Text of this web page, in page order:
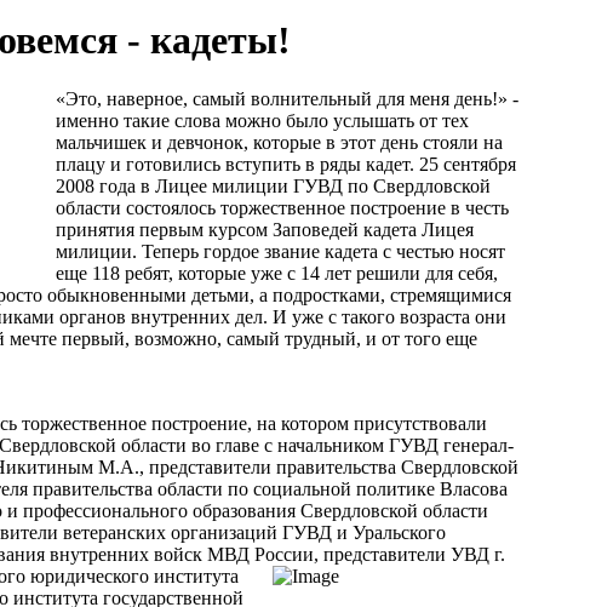
- кадеты!
«Это, наверное, самый волнительный для меня день!» -
именно такие слова можно было услышать от тех
мальчишек и девчонок, которые в этот день стояли на
плацу и готовились вступить в ряды кадет. 25 сентября
2008 года в Лицее милиции ГУВД по Свердловской
области состоялось торжественное построение в честь
принятия первым курсом Заповедей кадета Лицея
милиции. Теперь гордое звание кадета с честью носят
еще 118 ребят, которые уже с 14 лет решили для себя,
обыкновенными детьми, а подростками, стремящимися
органов внутренних дел. И уже с такого возраста они
мечте первый, возможно, самый трудный, и от того еще
торжественное построение, на котором присутствовали
области во главе с начальником ГУВД генерал-
М.А., представители правительства Свердловской
правительства области по социальной политике Власова
профессионального образования Свердловской области
ветеранских организаций ГУВД и Уральского
внутренних войск МВД России, представители УВД г.
юридического института
государственной